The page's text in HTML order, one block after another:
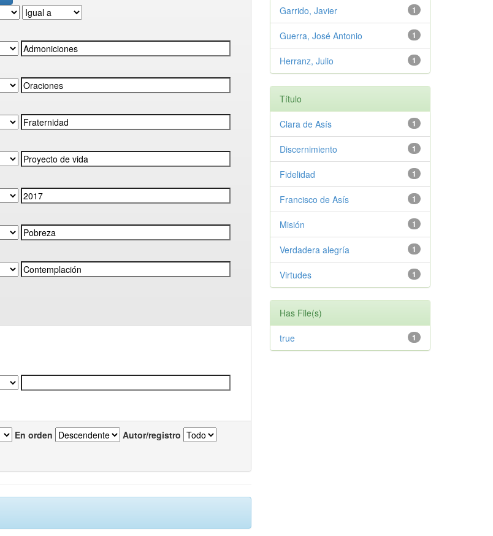
En orden Autor/registro
1
Garrido, Javier
1
Guerra, José Antonio
1
Herranz, Julio
Título
1
Clara de Asís
1
Discernimiento
1
Fidelidad
1
Francisco de Asís
1
Misión
1
Verdadera alegría
1
Virtudes
Has File(s)
1
true